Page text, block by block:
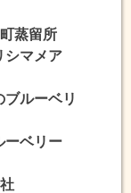
留所
メア
ベリ
リー